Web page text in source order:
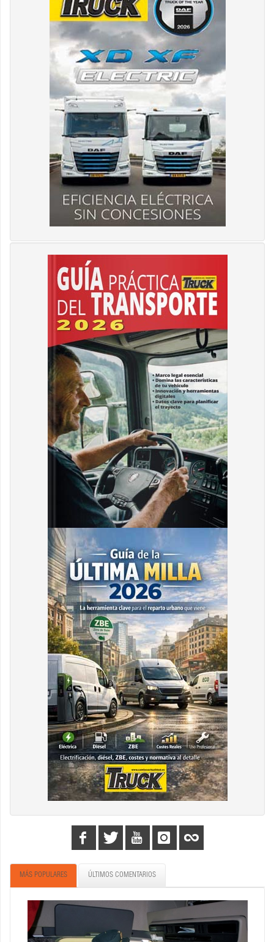
MÁS POPULARES ÚLTIMOS COMENTARIOS